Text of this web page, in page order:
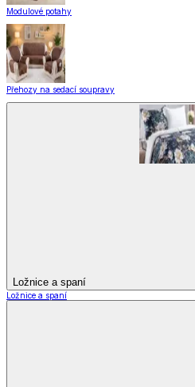
Modulové potahy
Přehozy na sedací soupravy
Ložnice a spaní
Ložnice a spaní